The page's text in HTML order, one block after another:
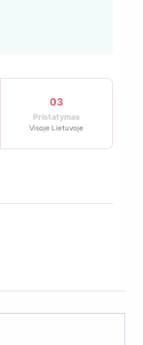
03
Pristatymas
Visoje Lietuvoje